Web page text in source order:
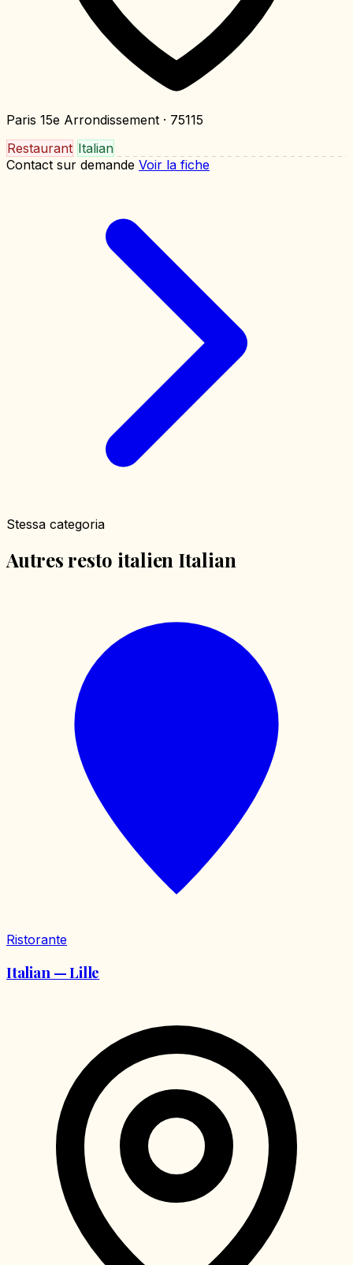
Paris 15e Arrondissement · 75115
Restaurant Italian
Contact sur demande Voir la fiche
Stessa categoria
Autres resto italien Italian
Ristorante
Italian — Lille